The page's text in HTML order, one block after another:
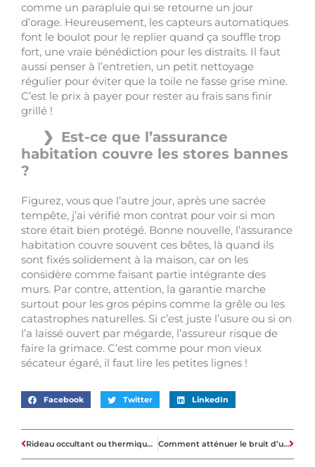
comme un parapluie qui se retourne un jour
d’orage. Heureusement, les capteurs automatiques
font le boulot pour le replier quand ça souffle trop
fort, une vraie bénédiction pour les distraits. Il faut
aussi penser à l’entretien, un petit nettoyage
régulier pour éviter que la toile ne fasse grise mine.
C’est le prix à payer pour rester au frais sans finir
grillé !
Est-ce que l’assurance
habitation couvre les stores bannes
?
Figurez, vous que l’autre jour, après une sacrée
tempête, j’ai vérifié mon contrat pour voir si mon
store était bien protégé. Bonne nouvelle, l’assurance
habitation couvre souvent ces bêtes, là quand ils
sont fixés solidement à la maison, car on les
considère comme faisant partie intégrante des
murs. Par contre, attention, la garantie marche
surtout pour les gros pépins comme la grêle ou les
catastrophes naturelles. Si c’est juste l’usure ou si on
l’a laissé ouvert par mégarde, l’assureur risque de
faire la grimace. C’est comme pour mon vieux
sécateur égaré, il faut lire les petites lignes !
Facebook Twitter LinkedIn
Rideau occultant ou thermique : les différences majeures pour isoler son intérieur Comment atténuer le bruit d’une route : les solutions pour la maison